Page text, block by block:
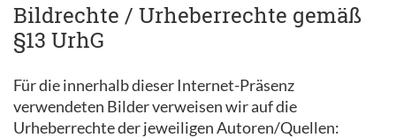
Bildrechte / Urheberrechte gemäß
§13 UrhG
Für die innerhalb dieser Internet-Präsenz
verwendeten Bilder verweisen wir auf die
Urheberrechte der jeweiligen Autoren/Quellen: